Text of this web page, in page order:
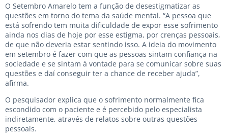
O Setembro Amarelo tem a função de desestigmatizar as
questões em torno do tema da saúde mental. “A pessoa que
está sofrendo tem muita dificuldade de expor esse sofrimento
ainda nos dias de hoje por esse estigma, por crenças pessoais,
de que não deveria estar sentindo isso. A ideia do movimento
em setembro é fazer com que as pessoas sintam confiança na
sociedade e se sintam à vontade para se comunicar sobre suas
questões e daí conseguir ter a chance de receber ajuda”,
afirma.
O pesquisador explica que o sofrimento normalmente fica
escondido com o paciente e é percebido pelo especialista
indiretamente, através de relatos sobre outras questões
pessoais.